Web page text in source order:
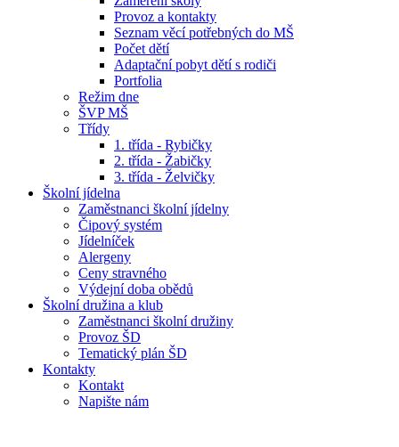
Provoz a kontakty
Seznam věcí potřebných do MŠ
Počet dětí
Adaptační pobyt dětí s rodiči
Portfolia
Režim dne
ŠVP MŠ
Třídy
1. třída - Rybičky
2. třída - Žabičky
3. třída - Želvičky
Školní jídelna
Zaměstnanci školní jídelny
Čipový systém
Jídelníček
Alergeny
Ceny stravného
Výdejní doba obědů
Školní družina a klub
Zaměstnanci školní družiny
Provoz ŠD
Tematický plán ŠD
Kontakty
Kontakt
Napište nám